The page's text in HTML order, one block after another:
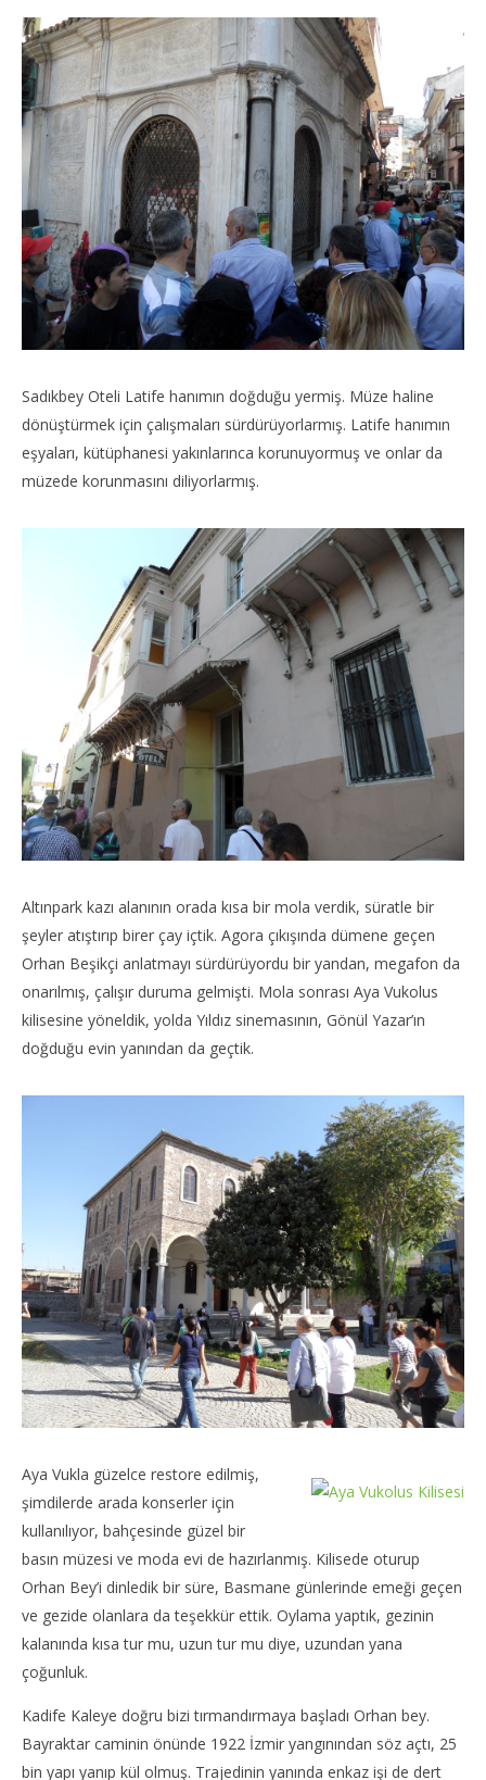
Sadıkbey Oteli Latife hanımın doğduğu yermiş. Müze haline
dönüştürmek için çalışmaları sürdürüyorlarmış. Latife hanımın
eşyaları, kütüphanesi yakınlarınca korunuyormuş ve onlar da
müzede korunmasını diliyorlarmış.
Altınpark kazı alanının orada kısa bir mola verdik, süratle bir
şeyler atıştırıp birer çay içtik. Agora çıkışında dümene geçen
Orhan Beşikçi anlatmayı sürdürüyordu bir yandan, megafon da
onarılmış, çalışır duruma gelmişti. Mola sonrası Aya Vukolus
kilisesine yöneldik, yolda Yıldız sinemasının, Gönül Yazar’ın
doğduğu evin yanından da geçtik.
Aya Vukla güzelce restore edilmiş,
şimdilerde arada konserler için
kullanılıyor, bahçesinde güzel bir
basın müzesi ve moda evi de hazırlanmış. Kilisede oturup
Orhan Bey’i dinledik bir süre, Basmane günlerinde emeği geçen
ve gezide olanlara da teşekkür ettik. Oylama yaptık, gezinin
kalanında kısa tur mu, uzun tur mu diye, uzundan yana
çoğunluk.
Kadife Kaleye doğru bizi tırmandırmaya başladı Orhan bey.
Bayraktar caminin önünde 1922 İzmir yangınından söz açtı, 25
bin yapı yanıp kül olmuş. Trajedinin yanında enkaz işi de dert